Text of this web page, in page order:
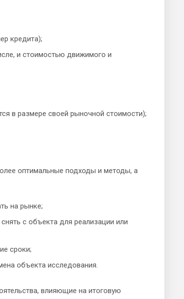
кредита);
и стоимостью движимого и
в размере своей рыночной стоимости);
оптимальные подходы и методы, а
на рынке;
с объекта для реализации или
сроки;
объекта исследования.
влияющие на итоговую